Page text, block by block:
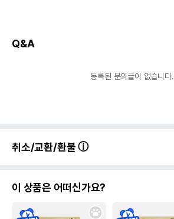
Q&A
등록된 문의글이 없습니다.
취소/교환/환불
이 상품은 어떠신가요?